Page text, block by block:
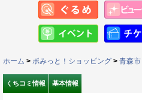
ホーム > ポみっと！ショッピング > 青森市
くちコミ情報 基本情報